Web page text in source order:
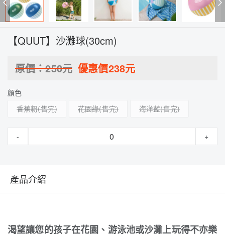
【QUUT】沙灘球(30cm)
原價：250元 優惠價238元
顏色
香蕉粉
花園綠 海洋藍
- +
產品介紹
渴望讓您的孩子在花園、游泳池或沙灘上玩得不亦樂